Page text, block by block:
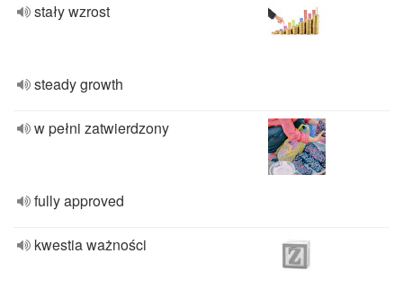
stały wzrost
steady growth
w pełni zatwierdzony
fully approved
kwestia ważności